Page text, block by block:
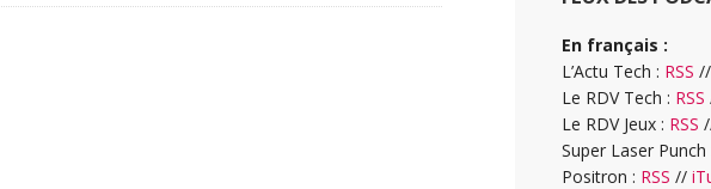
En français :
L’Actu Tech : RSS //
Le RDV Tech : RSS
Le RDV Jeux : RSS
Super Laser Punch
Positron : RSS //